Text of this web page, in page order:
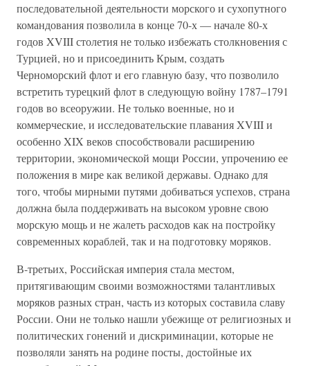
последовательной деятельности морского и сухопутного
командования позволила в конце 70-х — начале 80-х
годов XVIII столетия не только избежать столкновения с
Турцией, но и присоединить Крым, создать
Черноморский флот и его главную базу, что позволило
встретить турецкий флот в следующую войну 1787–1791
годов во всеоружии. Не только военные, но и
коммерческие, и исследовательские плавания XVIII и
особенно XIX веков способствовали расширению
территории, экономической мощи России, упрочению ее
положения в мире как великой державы. Однако для
того, чтобы мирными путями добиваться успехов, страна
должна была поддерживать на высоком уровне свою
морскую мощь и не жалеть расходов как на постройку
современных кораблей, так и на подготовку моряков.
В-третьих, Российская империя стала местом,
притягивающим своими возможностями талантливых
моряков разных стран, часть из которых составила славу
России. Они не только нашли убежище от религиозных и
политических гонений и дискриминации, которые не
позволяли занять на родине посты, достойные их